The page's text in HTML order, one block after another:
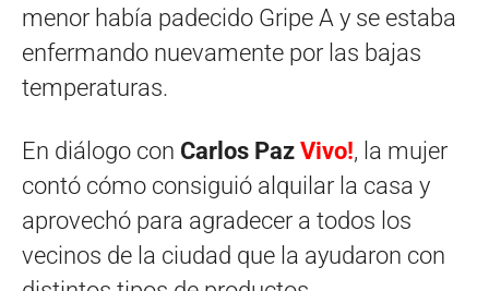
menor había padecido Gripe A y se estaba
enfermando nuevamente por las bajas
temperaturas.
En diálogo con Carlos Paz Vivo!, la mujer
contó cómo consiguió alquilar la casa y
aprovechó para agradecer a todos los
vecinos de la ciudad que la ayudaron con